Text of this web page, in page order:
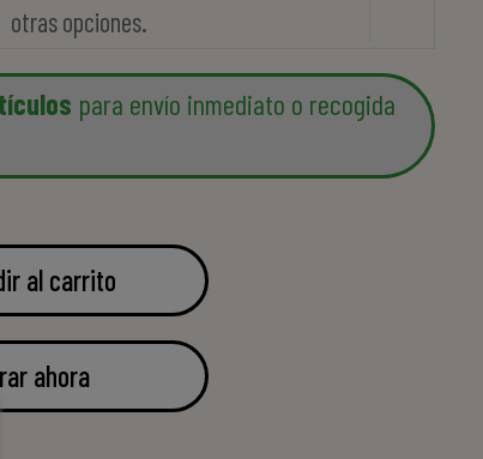
otras opciones.
para envío inmediato o recogida
al carrito
ahora